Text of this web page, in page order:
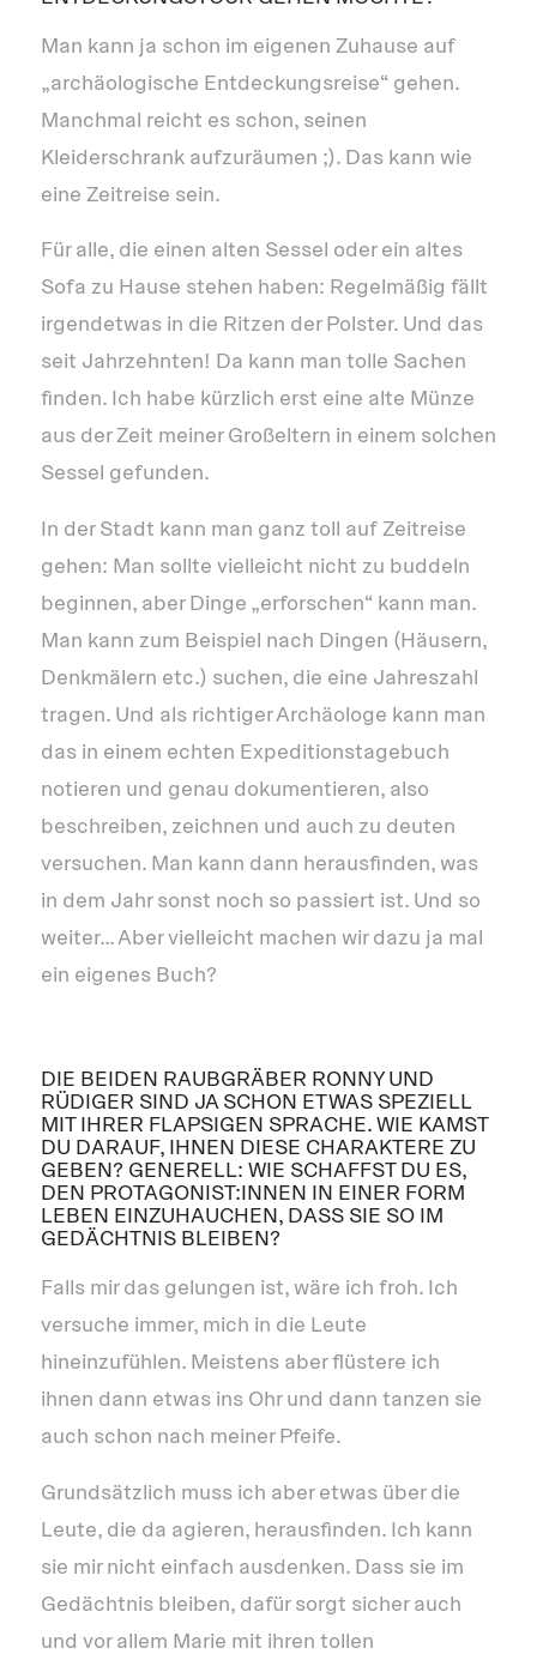
Man kann ja schon im eigenen Zuhause auf
„archäologische Entdeckungsreise“ gehen.
Manchmal reicht es schon, seinen
Kleiderschrank aufzuräumen ;). Das kann wie
eine Zeitreise sein.
Für alle, die einen alten Sessel oder ein altes
Sofa zu Hause stehen haben: Regelmäßig fällt
irgendetwas in die Ritzen der Polster. Und das
seit Jahrzehnten! Da kann man tolle Sachen
finden. Ich habe kürzlich erst eine alte Münze
aus der Zeit meiner Großeltern in einem solchen
Sessel gefunden.
In der Stadt kann man ganz toll auf Zeitreise
gehen: Man sollte vielleicht nicht zu buddeln
beginnen, aber Dinge „erforschen“ kann man.
Man kann zum Beispiel nach Dingen (Häusern,
Denkmälern etc.) suchen, die eine Jahreszahl
tragen. Und als richtiger Archäologe kann man
das in einem echten Expeditionstagebuch
notieren und genau dokumentieren, also
beschreiben, zeichnen und auch zu deuten
versuchen. Man kann dann herausfinden, was
in dem Jahr sonst noch so passiert ist. Und so
weiter… Aber vielleicht machen wir dazu ja mal
ein eigenes Buch?
DIE BEIDEN RAUBGRÄBER RONNY UND
RÜDIGER SIND JA SCHON ETWAS SPEZIELL
MIT IHRER FLAPSIGEN SPRACHE. WIE KAMST
DU DARAUF, IHNEN DIESE CHARAKTERE ZU
GEBEN? GENERELL: WIE SCHAFFST DU ES,
DEN PROTAGONIST:INNEN IN EINER FORM
LEBEN EINZUHAUCHEN, DASS SIE SO IM
GEDÄCHTNIS BLEIBEN?
Falls mir das gelungen ist, wäre ich froh. Ich
versuche immer, mich in die Leute
hineinzufühlen. Meistens aber flüstere ich
ihnen dann etwas ins Ohr und dann tanzen sie
auch schon nach meiner Pfeife.
Grundsätzlich muss ich aber etwas über die
Leute, die da agieren, herausfinden. Ich kann
sie mir nicht einfach ausdenken. Dass sie im
Gedächtnis bleiben, dafür sorgt sicher auch
und vor allem Marie mit ihren tollen